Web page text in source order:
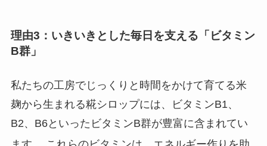
理由3：いきいきとした毎日を支える「ビタミン
B群」
私たちの工房でじっくりと時間をかけて育てる米
麹から生まれる糀シロップには、ビタミンB1、
B2、B6といったビタミンB群が豊富に含まれてい